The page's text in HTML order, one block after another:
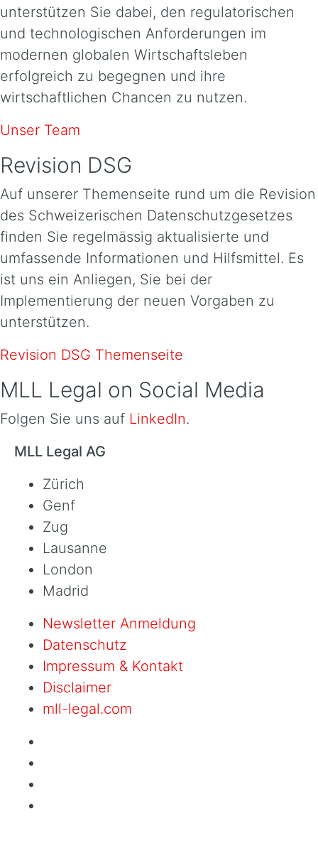
unterstützen Sie dabei, den regulatorischen
und technologischen Anforderungen im
modernen globalen Wirtschaftsleben
erfolgreich zu begegnen und ihre
wirtschaftlichen Chancen zu nutzen.
Unser Team
Revision DSG
Auf unserer Themenseite rund um die Revision
des Schweizerischen Datenschutzgesetzes
finden Sie regelmässig aktualisierte und
umfassende Informationen und Hilfsmittel. Es
ist uns ein Anliegen, Sie bei der
Implementierung der neuen Vorgaben zu
unterstützen.
Revision DSG Themenseite
MLL Legal on Social Media
Folgen Sie uns auf LinkedIn.
MLL Legal AG
Zürich
Genf
Zug
Lausanne
London
Madrid
Newsletter Anmeldung
Datenschutz
Impressum & Kontakt
Disclaimer
mll-legal.com